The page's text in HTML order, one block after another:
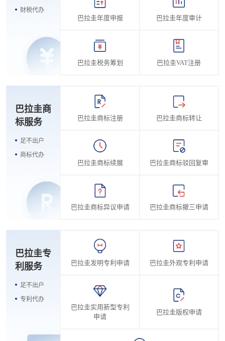
财税代办
巴拉圭年度申报 巴拉圭年度审计
巴拉圭税务筹划 巴拉圭VAT注册
巴拉圭商
标服务
足不出户
商标代办
巴拉圭商标注册 巴拉圭商标转让
巴拉圭商标续展 巴拉圭商标驳回复审
巴拉圭商标异议申请 巴拉圭商标撤三申请
巴拉圭专
利服务
足不出户
专利代办
巴拉圭发明专利申请 巴拉圭外观专利申请
巴拉圭实用新型专利
申请
巴拉圭版权申请